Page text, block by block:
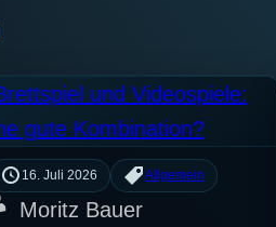
16. Juli 2026 Allgemein
Moritz Bauer